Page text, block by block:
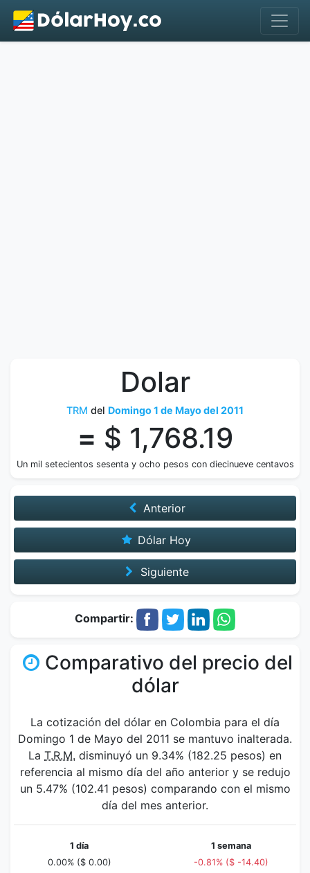
Dolar
TRM del Domingo 1 de Mayo del 2011
= $ 1,768.19
Un mil setecientos sesenta y ocho pesos con diecinueve centavos
Anterior
Dólar Hoy
Siguiente
Compartir:
Comparativo del precio del
dólar
La cotización del dólar en Colombia para el día
Domingo 1 de Mayo del 2011 se mantuvo inalterada.
La T.R.M. disminuyó un 9.34% (182.25 pesos) en
referencia al mismo día del año anterior y se redujo
un 5.47% (102.41 pesos) comparando con el mismo
día del mes anterior.
1 día
0.00% ($ 0.00)
1 semana
-0.81% ($ -14.40)